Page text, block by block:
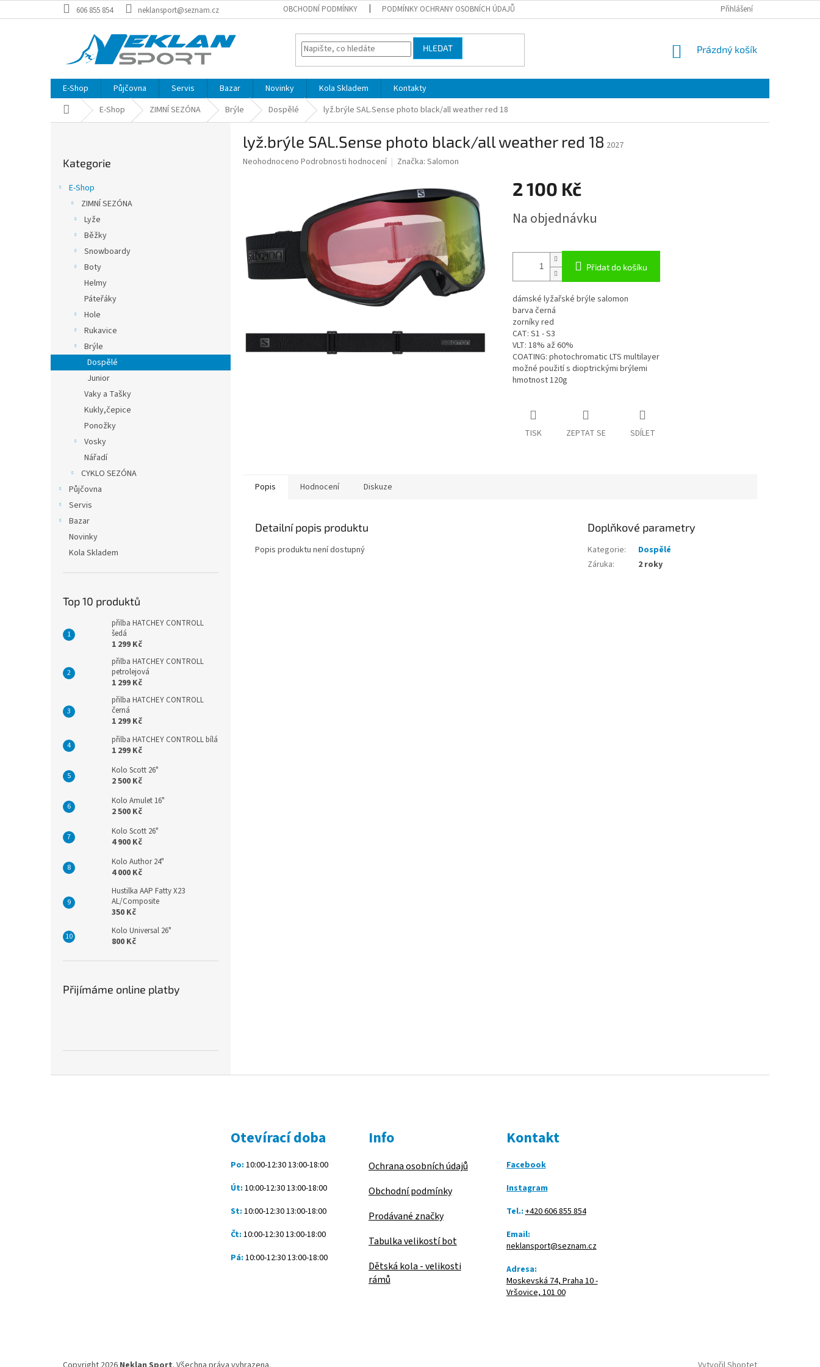
na
606 855 854 neklansport@seznam.cz OBCHODNÍ PODMÍNKY PODMÍNKY OCHRANY OSOBNÍCH ÚDAJŮ Přihlášení
HLEDAT
NÁKUPNÍ
Prázdný košík
E-Shop Půjčovna Servis Bazar Novinky Kola Skladem
Kontakty
Domů E-Shop ZIMNÍ SEZÓNA Brýle Dospělé lyž.brýle SAL.Sense photo black/all weather red 18
kategorie
Kategorie
E-Shop
ZIMNÍ SEZÓNA
Lyže
Běžky
Snowboardy
Boty
Helmy
Páteřáky
Hole
Rukavice
Brýle
Dospělé
Junior
Vaky a Tašky
Kukly,čepice
Ponožky
Vosky
Nářadí
CYKLO SEZÓNA
Půjčovna
Servis
Bazar
Novinky
Kola Skladem
Top 10 produktů
přilba HATCHEY CONTROLL
šedá
1 299 Kč
přilba HATCHEY CONTROLL
petrolejová
1 299 Kč
přilba HATCHEY CONTROLL
černá
1 299 Kč
přilba HATCHEY CONTROLL bílá
1 299 Kč
Kolo Scott 26"
2 500 Kč
Kolo Amulet 16"
2 500 Kč
Kolo Scott 26"
4 900 Kč
Kolo Author 24"
4 000 Kč
Hustilka AAP Fatty X23
AL/Composite
350 Kč
Kolo Universal 26"
800 Kč
Přijímáme online platby
lyž.brýle SAL.Sense photo black/all weather red 18 2027
Průměrné
hvězdiček.
Neohodnoceno Podrobnosti hodnocení Značka: Salomon
2 100 Kč
cena:
Na objednávku
Přidat do košíku
dámské lyžařské brýle salomon
barva černá
zorníky red
CAT: S1 - S3
VLT: 18% až 60%
COATING: photochromatic LTS multilayer
možné použití s dioptrickými brýlemi
hmotnost 120g
TISK ZEPTAT SE SDÍLET
Popis Hodnocení Diskuze
Detailní popis produktu
Popis produktu není dostupný
Doplňkové parametry
Kategorie:
Dospělé
Záruka: 2 roky
Otevírací doba
Po: 10:00-12:30 13:00-18:00
Út: 10:00-12:30 13:00-18:00
St: 10:00-12:30 13:00-18:00
Čt: 10:00-12:30 13:00-18:00
Pá: 10:00-12:30 13:00-18:00
Info
Ochrana osobních údajů
Obchodní podmínky
Prodávané značky
Tabulka velikostí bot
Dětská kola - velikosti
rámů
Kontakt
Facebook
Instagram
Tel.:+420 606 855 854
Email:
neklansport@seznam.cz
Adresa:
Moskevská 74, Praha 10 -
Vršovice, 101 00